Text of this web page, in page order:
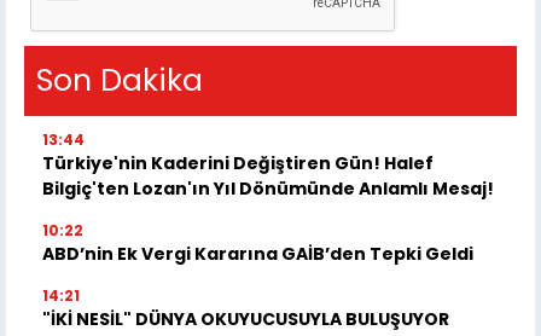
Son Dakika
13:44
Türkiye'nin Kaderini Değiştiren Gün! Halef
Bilgiç'ten Lozan'ın Yıl Dönümünde Anlamlı Mesaj!
10:22
ABD’nin Ek Vergi Kararına GAİB’den Tepki Geldi
14:21
"İKİ NESİL" DÜNYA OKUYUCUSUYLA BULUŞUYOR